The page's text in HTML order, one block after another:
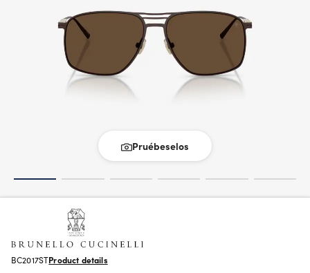
Pruébeselos
BC2017STProduct details